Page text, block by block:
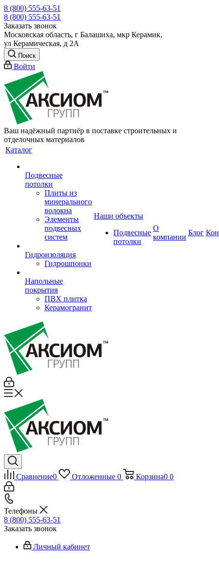
8 (800) 555-63-51
8 (800) 555-63-51
Заказать звонок
Московская область, г Балашиха, мкр Керамик,
ул Керамическая, д 2А
Поиск
Войти
Ваш надёжный партнёр в поставке строительных и
отделочных материалов
Каталог
Подвесные
потолки
Плиты из
минерального
волокна
Элементы
подвесных
систем
Гидроизоляция
Гидрошпонки
Напольные
покрытия
ПВХ плитка
Керамогранит
Наши объекты
Подвесные
потолки
О
компании
Блог
Сравнение0 Отложенные 0 Корзина0 0
Телефоны
8 (800) 555-63-51
Заказать звонок
Личный кабинет